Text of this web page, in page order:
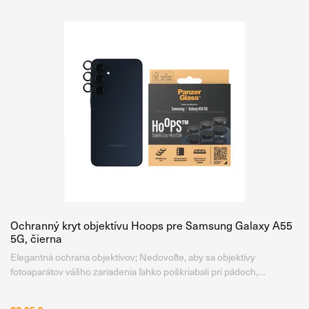
Ochranný kryt objektívu Hoops pre Samsung Galaxy A55
5G, čierna
Elegantná ochrana objektívov; Nedovoľte, aby sa objektívy
fotoaparátov vášho zariadenia ľahko poškriabali pri pádoch,